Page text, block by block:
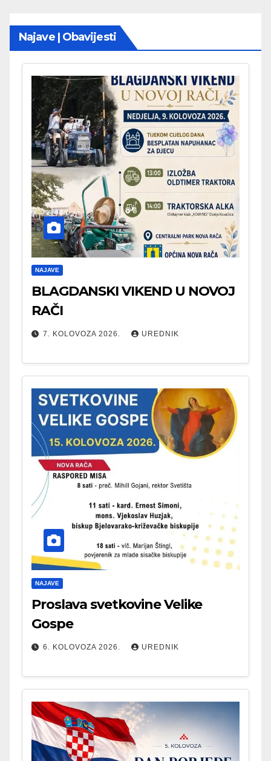
Najave | Obavijesti
NAJAVE
BLAGDANSKI VIKEND U NOVOJ
RAČI
7. KOLOVOZA 2026. UREDNIK
NAJAVE
Proslava svetkovine Velike
Gospe
6. KOLOVOZA 2026. UREDNIK